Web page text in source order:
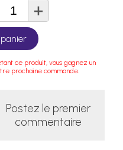
+
ce produit, vous gagnez un
prochaine commande.
Postez le premier
commentaire